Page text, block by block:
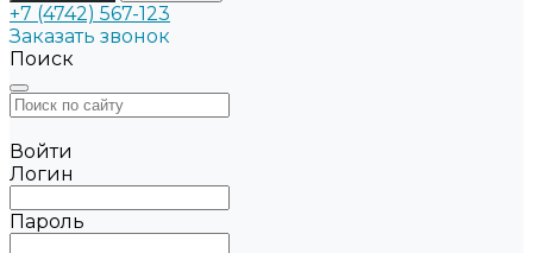
+7 (4742) 567-123
Заказать звонок
Поиск
Войти
Логин
Пароль